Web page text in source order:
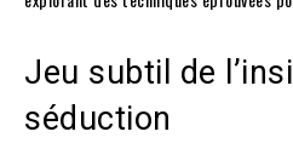
Jeu subtil de
séduction